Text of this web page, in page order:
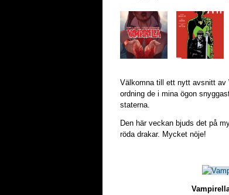
Välkomna till ett nytt avsnitt av
ordning de i mina ögon
staterna.
Den här veckan bjuds det på
röda drakar. Mycket nöje!